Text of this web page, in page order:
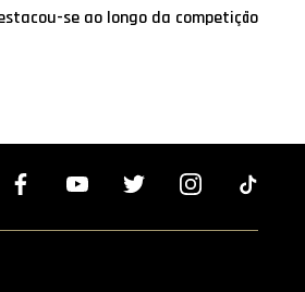
se ao longo da competição